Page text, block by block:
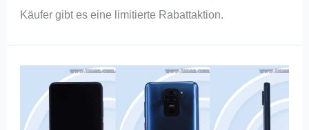
Käufer gibt es eine limitierte Rabattaktion.